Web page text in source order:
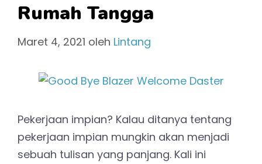
Rumah Tangga
Maret 4, 2021 oleh Lintang
Pekerjaan impian? Kalau ditanya tentang
pekerjaan impian mungkin akan menjadi
sebuah tulisan yang panjang. Kali ini